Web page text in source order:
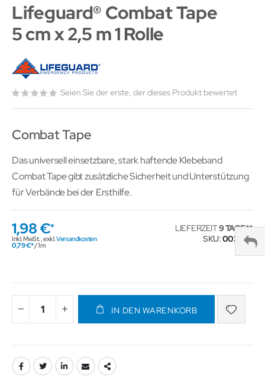
Lifeguard® Combat Tape
5 cm x 2,5 m 1 Rolle
Seien Sie der erste, der dieses Produkt bewertet
Combat Tape
Das universell einsetzbare, stark haftende Klebeband
Combat Tape gibt zusätzliche Sicherheit und Unterstützung
für Verbände bei der Ersthilfe.
1,98 €
Inkl. MwSt.,exkl.Versandkosten
0,79 € / 1 m
LIEFERZEIT9 TAGE
SKU 002204
IN DEN WARENKORB